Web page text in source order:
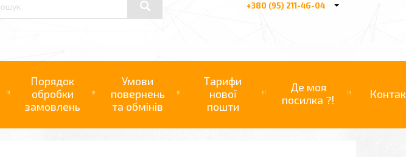
+380 (95) 211-46-04
Порядок
обробки
замовлень
Умови
повернень
та обмінів
Тарифи
нової
пошти
Де моя
посилка ?!